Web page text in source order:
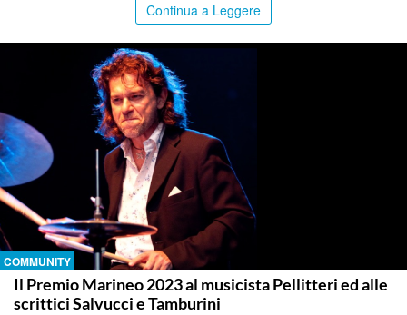
Continua a Leggere
COMMUNITY
Il Premio Marineo 2023 al musicista Pellitteri ed alle
scrittici Salvucci e Tamburini